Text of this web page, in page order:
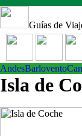
Guías de
AndesBarlovento
Isla de